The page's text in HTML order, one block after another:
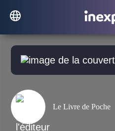
Le Livre de Poche